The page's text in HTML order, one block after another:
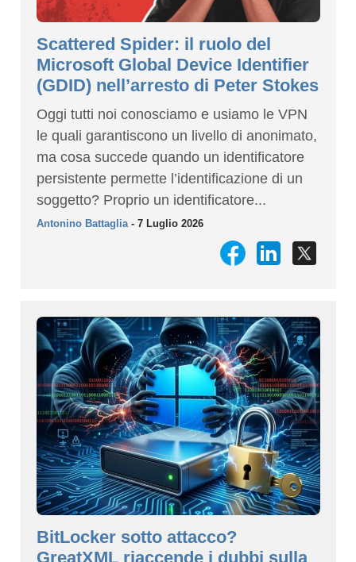
Scattered Spider: il ruolo del
Microsoft Global Device Identifier
(GDID) nell’arresto di Peter Stokes
Oggi tutti noi conosciamo e usiamo le VPN
le quali garantiscono un livello di anonimato,
ma cosa succede quando un identificatore
persistente permette l’identificazione di un
soggetto? Proprio un identificatore...
Antonino Battaglia- 7 Luglio 2026
BitLocker sotto attacco?
GreatXML riaccende i dubbi sulla